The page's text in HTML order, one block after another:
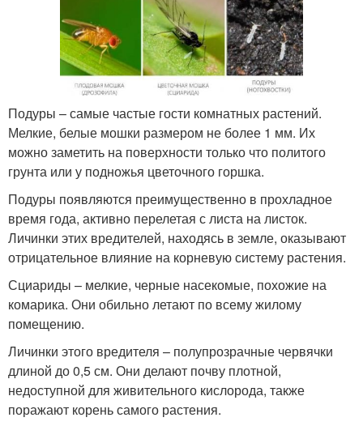
Подуры – самые частые гости комнатных растений.
Мелкие, белые мошки размером не более 1 мм. Их
можно заметить на поверхности только что политого
грунта или у подножья цветочного горшка.
Подуры появляются преимущественно в прохладное
время года, активно перелетая с листа на листок.
Личинки этих вредителей, находясь в земле, оказывают
отрицательное влияние на корневую систему растения.
Сциариды – мелкие, черные насекомые, похожие на
комарика. Они обильно летают по всему жилому
помещению.
Личинки этого вредителя – полупрозрачные червячки
длиной до 0,5 см. Они делают почву плотной,
недоступной для живительного кислорода, также
поражают корень самого растения.